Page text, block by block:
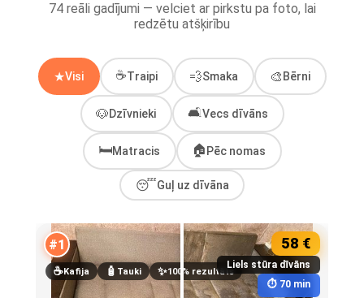
74 reāli gadījumi — velciet ar pirkstu pa foto, lai
redzētu atšķirību
★Visi ☕Traipi 💨Smaka 🎨 Bērni
🐶Dzīvnieki 🛋️Vecs dīvāns
🛏️Matracis 🏠 Pēc nomas
😴Guļ uz dīvāna
#1
☕Kafija 🧴 Tauki ✨100% rezultāts
58 €
Liels stūra dīvāns
⏱ 70 min